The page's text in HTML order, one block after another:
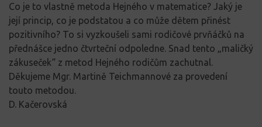
Co je to vlastně metoda Hejného v matematice? Jaký je
její princip, co je podstatou a co může dětem přinést
pozitivního? To si vyzkoušeli sami rodičové prvňáčků na
přednášce jedno čtvrteční odpoledne. Snad tento „maličký
zákuseček“ z metod Hejného rodičům zachutnal.
Děkujeme Mgr. Martině Teichmannové za provedení
touto metodou.
D. Kačerovská